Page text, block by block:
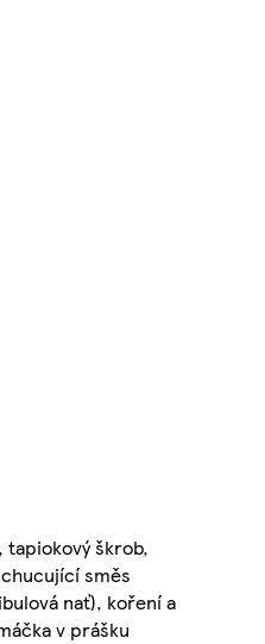
škrob,
směs
nať), koření a
v prášku